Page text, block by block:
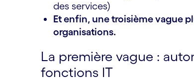
des services)
Et enfin, une troisième vague
organisations.
La première vague :
fonctions IT